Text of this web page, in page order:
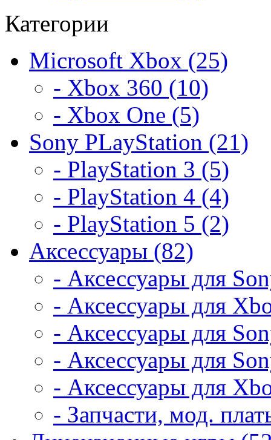
Категории
Microsoft Xbox (25)
- Xbox 360 (10)
- Xbox One (5)
Sony PLayStation (21)
- PlayStation 3 (5)
- PlayStation 4 (4)
- PlayStation 5 (2)
Аксессуары (82)
- Аксессуары для
- Аксессуары для
- Аксессуары для
- Аксессуары для
- Аксессуары для
- Запчасти, мод.